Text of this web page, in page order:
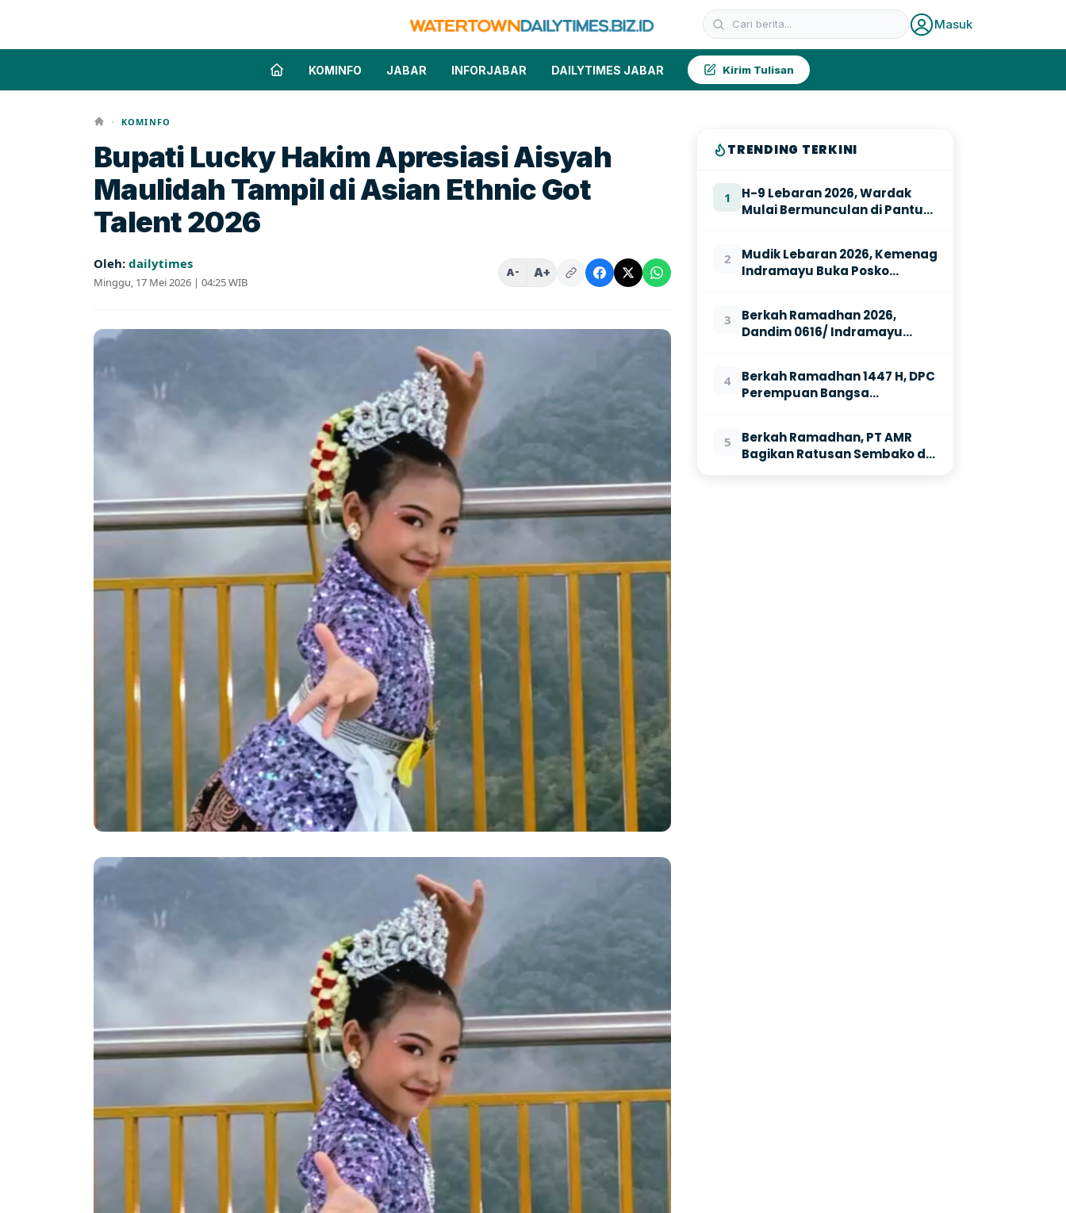
Masuk
KOMINFO JABAR INFORJABAR DAILYTIMES JABAR Kirim Tulisan
• KOMINFO
Bupati Lucky Hakim Apresiasi Aisyah
Maulidah Tampil di Asian Ethnic Got
Talent 2026
Oleh: dailytimes
Minggu, 17 Mei 2026 | 04:25 WIB
A- A+
TRENDING TERKINI
1
H-9 Lebaran 2026, Wardak
Mulai Bermunculan di Pantura
2
Mudik Lebaran 2026, Kemenag
Indramayu Buka Posko
3
Berkah Ramadhan 2026,
Dandim 0616/ Indramayu
4
Berkah Ramadhan 1447 H, DPC
Perempuan Bangsa
5
Berkah Ramadhan, PT AMR
Bagikan Ratusan Sembako di